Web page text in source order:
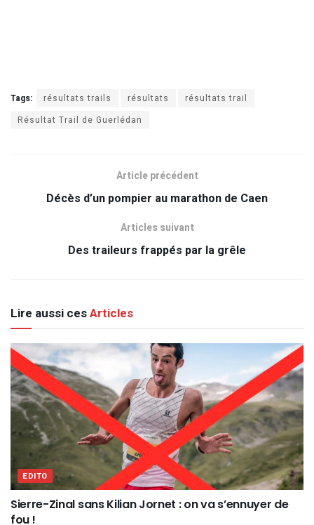
Tags: résultats trails résultats
résultats trail
Résultat Trail de Guerlédan
Article précédent
Décès d’un pompier au marathon de Caen
Articles suivant
Des traileurs frappés par la grêle
Lire aussi cesArticles
EDITO
Sierre-Zinal sans Kilian Jornet : on va s’ennuyer de
fou !